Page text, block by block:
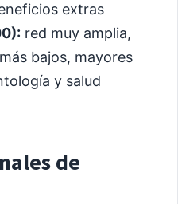
extras
red muy amplia,
bajos, mayores
y salud
de